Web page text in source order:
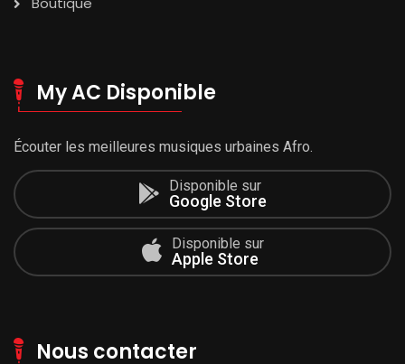
My AC Disponible
Écouter les meilleures musiques urbaines Afro.
Disponible sur
Google Store
Disponible sur
Apple Store
Nous contacter